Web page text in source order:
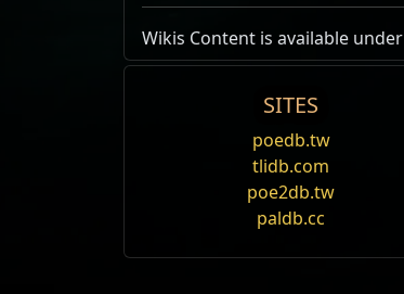
Wikis Content is available under
SITES
poedb.tw
tlidb.com
poe2db.tw
paldb.cc